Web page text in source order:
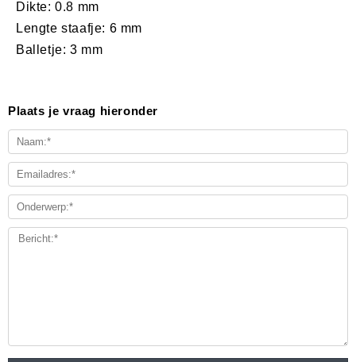
Dikte: 0.8 mm
Lengte staafje: 6 mm
Balletje: 3 mm
Plaats je vraag hieronder